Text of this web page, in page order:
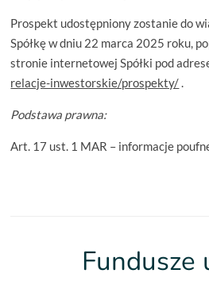
Prospekt udostępniony zostanie do
Spółkę w dniu 22 marca 2025 roku,
stronie internetowej Spółki pod
relacje-inwestorskie/prospekty/.
Podstawa prawna:
Art. 17 ust. 1 MAR – informacje
Fundusze